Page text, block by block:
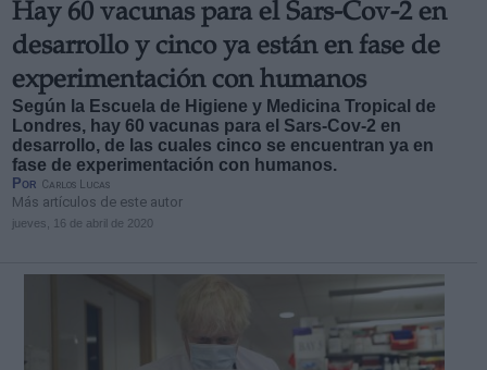
Hay 60 vacunas para el Sars-Cov-2 en
desarrollo y cinco ya están en fase de
experimentación con humanos
Según la Escuela de Higiene y Medicina Tropical de
Londres, hay 60 vacunas para el Sars-Cov-2 en
desarrollo, de las cuales cinco se encuentran ya en
fase de experimentación con humanos.
Por Carlos Lucas
Más artículos de este autor
jueves, 16 de abril de 2020
Derechos:
link
Información adicional
link